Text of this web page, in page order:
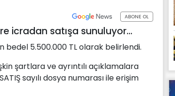
ABONE OL
icradan satışa sunuluyor...
5.500.000 TL olarak belirlendi.
şartlara ve ayrıntılı açıklamalara
sayılı dosya numarası ile erişim